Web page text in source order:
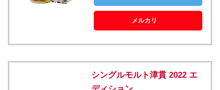
メルカリ
シングルモルト津貫 2022 エ